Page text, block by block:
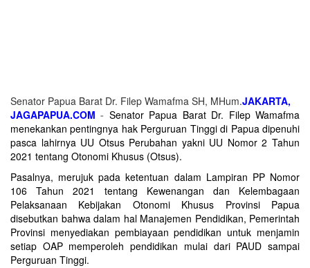
Senator Papua Barat Dr. Filep Wamafma SH, MHum.JAKARTA,
JAGAPAPUA.COM - Senator Papua Barat Dr. Filep Wamafma
menekankan pentingnya hak Perguruan Tinggi di Papua dipenuhi
pasca lahirnya UU Otsus Perubahan yakni UU Nomor 2 Tahun
2021 tentang Otonomi Khusus (Otsus).
Pasalnya, merujuk pada ketentuan dalam Lampiran PP Nomor
106 Tahun 2021 tentang Kewenangan dan Kelembagaan
Pelaksanaan Kebijakan Otonomi Khusus Provinsi Papua
disebutkan bahwa dalam hal Manajemen Pendidikan, Pemerintah
Provinsi menyediakan pembiayaan pendidikan untuk menjamin
setiap OAP memperoleh pendidikan mulai dari PAUD sampai
Perguruan Tinggi.